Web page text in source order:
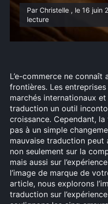
Par Christelle , le 16 juin
lecture
L’e-commerce ne connaît
frontières. Les entreprises
marchés internationaux
traduction un outil
croissance. Cependant,
pas à un simple
mauvaise traduction peut
non seulement sur la
mais aussi sur
l’image de marque de
article, nous explorons
traduction sur